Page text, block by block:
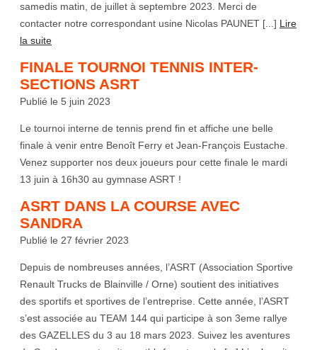
samedis matin, de juillet à septembre 2023. Merci de
contacter notre correspondant usine Nicolas PAUNET [...] Lire
la suite
FINALE TOURNOI TENNIS INTER-
SECTIONS ASRT
Publié le 5 juin 2023
Le tournoi interne de tennis prend fin et affiche une belle
finale à venir entre Benoît Ferry et Jean-François Eustache.
Venez supporter nos deux joueurs pour cette finale le mardi
13 juin à 16h30 au gymnase ASRT !
ASRT DANS LA COURSE AVEC
SANDRA
Publié le 27 février 2023
Depuis de nombreuses années, l’ASRT (Association Sportive
Renault Trucks de Blainville / Orne) soutient des initiatives
des sportifs et sportives de l’entreprise. Cette année, l’ASRT
s’est associée au TEAM 144 qui participe à son 3eme rallye
des GAZELLES du 3 au 18 mars 2023. Suivez les aventures